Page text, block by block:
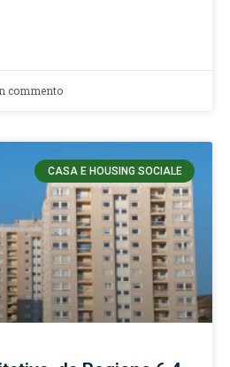
commento
CASA E HOUSING SOCIALE